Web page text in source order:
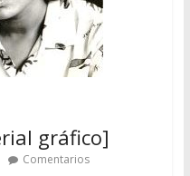
gráfico]
Comentarios